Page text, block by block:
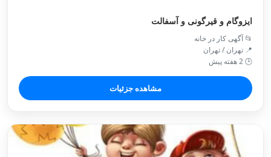
ایزوگام و قیرگونی و آسفالت
📂 آگهی کار در خانه
📍 تهران / تهران
🕒 2 هفته پیش
مشاهده جزئیات